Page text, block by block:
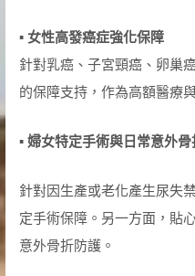
▪ 女性高發癌症強化保障
針對乳癌、子宮頸癌、卵巢
的保障支持，作為高額醫療
▪ 婦女特定手術與日常意外骨
針對因生產或老化產生尿失
定手術保障。另一方面，貼
意外骨折防護。